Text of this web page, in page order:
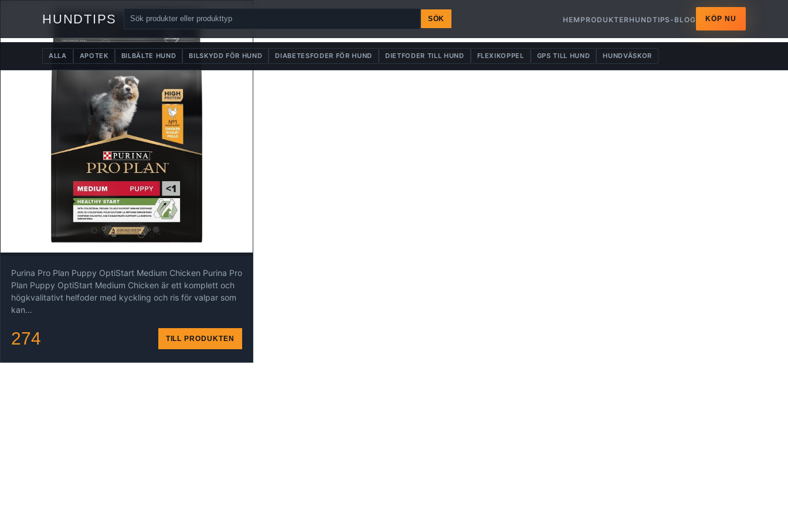
HUNDTIPS SÖK HEM PRODUKTERHUNDTIPS-BLOG KÖP NU
ALLA APOTEK BILBÄLTE HUND BILSKYDD FÖR HUND DIABETESFODER FÖR HUND DIETFODER TILL HUND FLEXIKOPPEL GPS TILL HUND HUNDVÄSKOR
Purina Pro Plan Puppy OptiStart Medium Chicken Purina Pro
Plan Puppy OptiStart Medium Chicken är ett komplett och
högkvalitativt helfoder med kyckling och ris för valpar som
kan…
274 TILL PRODUKTEN